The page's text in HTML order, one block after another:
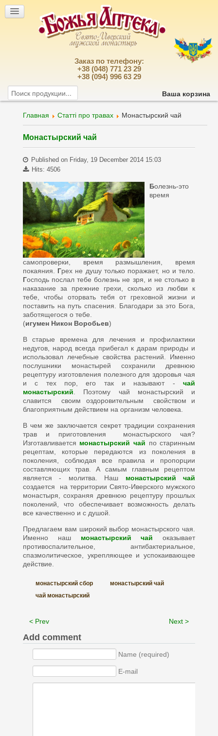
Заказ по телефону:
+38 (048) 771 23 29
+38 (094) 996 63 29
Ваша корзина
Главная Статті про травах Монастырский чай
Монастырский чай
Published on Friday, 19 December 2014 15:03
Hits: 4506
Болезнь-это
время
самопроверки, время размышления, время
покаяния. Грех не душу только поражает, но и тело.
Господь послал тебе болезнь не зря, и не столько в
наказание за прежние грехи, сколько из любви к
тебе, чтобы оторвать тебя от греховной жизни и
поставить на путь спасения. Благодари за это Бога,
заботящегося о тебе.
(игумен Никон Воробьев)
В старые времена для лечения и профилактики
недугов, народ всегда прибегал к дарам природы и
использовал лечебные свойства растений. Именно
послушники монастырей сохранили древнюю
рецептуру изготовления полезного для здоровья чая
и с тех пор, его так и называют -чай
монастырский. Поэтому чай монастырский и
славится своим оздоровительным свойством и
благоприятным действием на организм человека.
В чем же заключается секрет традиции сохранения
трав и приготовления монастырского чая?
Изготавливается монастырский чай по старинным
рецептам, которые передаются из поколения в
поколения, соблюдая все правила и пропорции
составляющих трав. А самым главным рецептом
является - молитва. Наш монастырский чай
создается на территории Свято-Иверского мужского
монастыря, сохраняя древнюю рецептуру прошлых
поколений, что обеспечивает возможность делать
все качественно и с душой.
Предлагаем вам широкий выбор монастырского чая.
Именно наш монастырский чай оказывает
противоспалительное, антибактериальное,
спазмолитическое, укрепляющее и успокаивающее
действие.
монастырский сбор
монастырский чай
чай монастырский
< Prev Next >
Add comment
Name (required)
E-mail